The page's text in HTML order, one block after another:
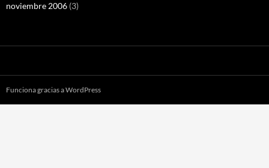
noviembre 2006 (3)
Funciona gracias a WordPress